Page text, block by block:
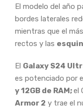
El modelo del año
bordes laterales
mientras que el
rectos y las
El Galaxy S24
es potenciado por
y 12GB de RAM;el
Armor 2 y trae el